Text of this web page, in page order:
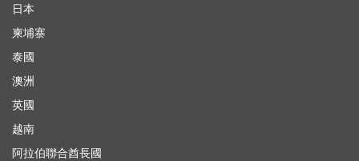
日本
柬埔寨
泰國
澳洲
英國
越南
阿拉伯聯合酋長國